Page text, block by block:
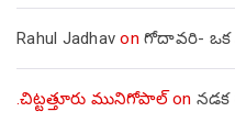
Rahul Jadhav on గోదావరి- ఒక
.చిట్టత్తూరు మునిగోపాల్on